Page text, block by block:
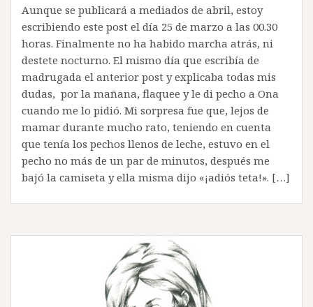
Aunque se publicará a mediados de abril, estoy
escribiendo este post el día 25 de marzo a las 00.30
horas. Finalmente no ha habido marcha atrás, ni
destete nocturno. El mismo día que escribía de
madrugada el anterior post y explicaba todas mis
dudas, por la mañana, flaquee y le di pecho a Ona
cuando me lo pidió. Mi sorpresa fue que, lejos de
mamar durante mucho rato, teniendo en cuenta
que tenía los pechos llenos de leche, estuvo en el
pecho no más de un par de minutos, después me
bajó la camiseta y ella misma dijo «¡adiós teta!». […]